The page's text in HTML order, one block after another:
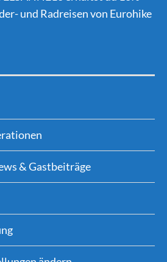
und Radreisen von Eurohike
& Gastbeiträge